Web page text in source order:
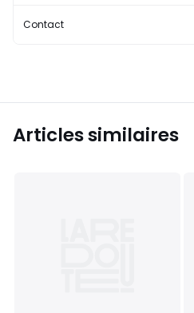
Contact
Articles similaires